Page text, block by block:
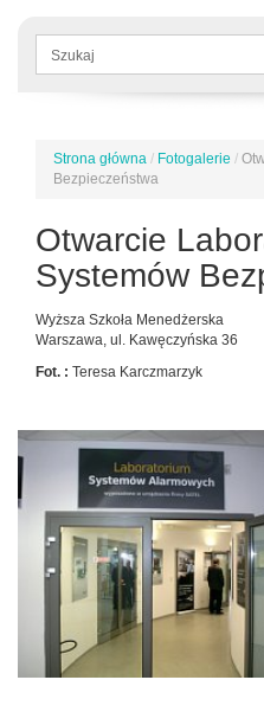
Formularz
wyszukiwania
Jesteś
tutaj
Strona główna / Fotogalerie /
Bezpieczeństwa
Otwarcie
Systemów
Wyższa Szkoła Menedżerska
Warszawa, ul. Kawęczyńska 36
Fot. : Teresa Karczmarzyk